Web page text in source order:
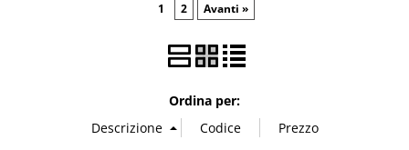
Ricambi Caldaie
1
2 Avanti »
Ordina per: